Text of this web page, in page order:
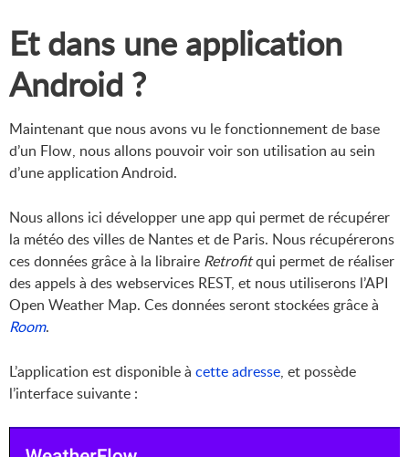
Et dans une application
Android ?
Maintenant que nous avons vu le fonctionnement de base
d’un Flow, nous allons pouvoir voir son utilisation au sein
d’une application Android.
Nous allons ici développer une app qui permet de récupérer
la météo des villes de Nantes et de Paris. Nous récupérerons
ces données grâce à la libraire Retrofitqui permet de réaliser
des appels à des webservices REST, et nous utiliserons l’API
Open Weather Map. Ces données seront stockées grâce à
Room.
L’application est disponible à cette adresse, et possède
l’interface suivante :